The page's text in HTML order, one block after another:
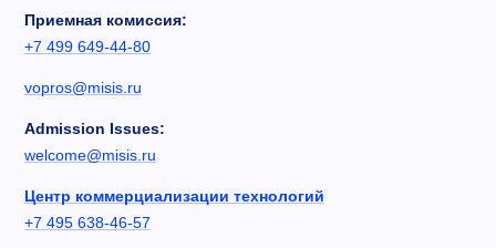
Приемная комиссия:
+7 499 649-44-80
vopros@misis.ru
Admission Issues:
welcome@misis.ru
Центр коммерциализации технологий
+7 495 638-46-57